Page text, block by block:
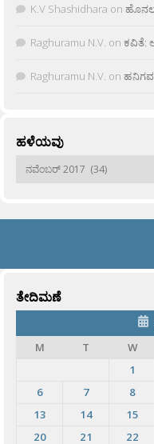
K.V Shashidhara on
Raghuramu N.V. on ಕವಿತೆ:
Raghuramu N.V. on
ಹಳೆಯವು
ಹಳೆಯವು
ತೇದಿಮಣೆ
M
T W
1
6
7 8
13
14 15
20
21 22